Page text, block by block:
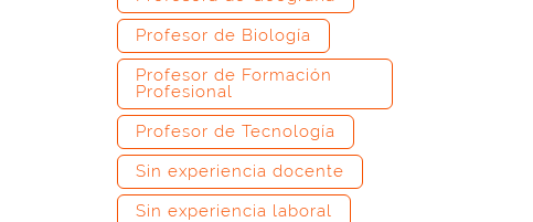
Profesor de Biología
Profesor de Formación
Profesional
Profesor de Tecnología
Sin experiencia docente
Sin experiencia laboral